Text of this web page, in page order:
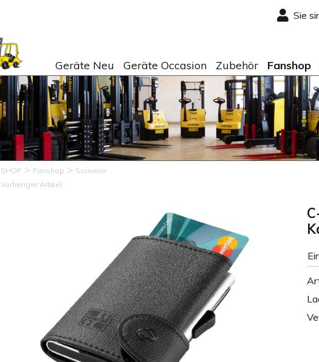
Sie
Geräte Neu Geräte Occasion Zubehör Fanshop
SHOP > Fanshop > Souvenir
Vorheriger Artikel